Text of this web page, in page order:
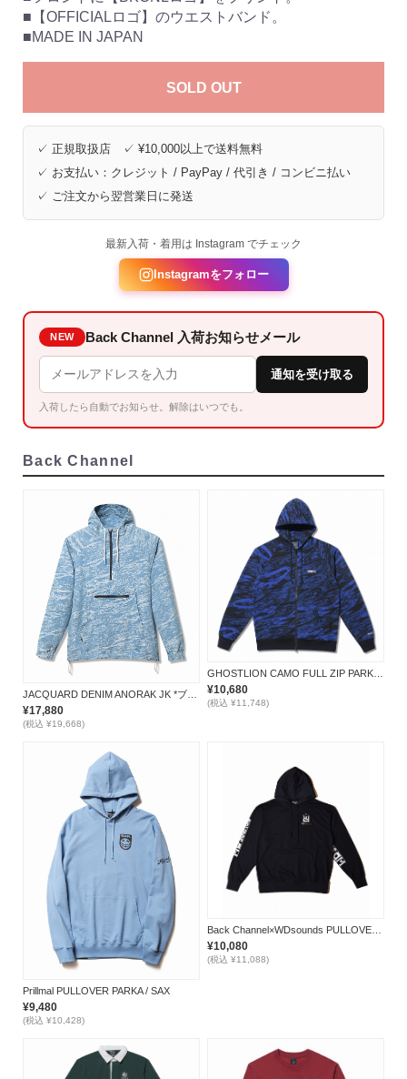
■【OFFICIALロゴ】のウエストバンド。
■MADE IN JAPAN
SOLD OUT
✓ 正規取扱店 ✓ ¥10,000以上で送料無料
✓ お支払い：クレジット / PayPay / 代引き / コンビニ払い
✓ ご注文から翌営業日に発送
最新入荷・着用は Instagram でチェック
Instagramをフォロー
NEW Back Channel 入荷お知らせメール
通知を受け取る
入荷したら自動でお知らせ。解除はいつでも。
Back Channel
¥17,880
(税込 ¥19,668)
GHOSTLION CAMO FULL ZIP PARKA *ブルー*
¥10,680
(税込 ¥11,748)
Prillmal PULLOVER PARKA / SAX
¥9,480
(税込 ¥10,428)
¥10,080
(税込 ¥11,088)